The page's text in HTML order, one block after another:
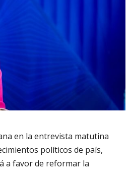
en la entrevista matutina
políticos de país,
a favor de reformar la